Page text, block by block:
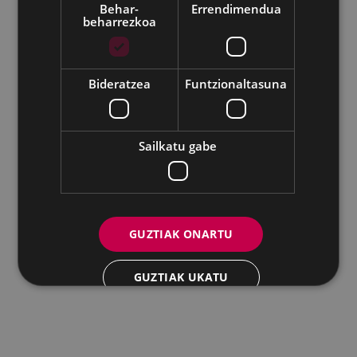
Udalaren sare sozial guztiak
Eibarko Andretxea - Isasi kalea, 11 | 20600 Eibar
Andretxea: 943 54 39 38Berdintasuna: 943 70 84 40
andretxea@eibar.eus
berdintasuna@eibar.eus
IFZ: P2003100A | DIR3 L01200300
Behar-
beharrezkoa
Errendimendua
Bideratzea Funtzionaltasuna
Sailkatu gabe
GUZTIAK ONARTU
GUZTIAK UKATU